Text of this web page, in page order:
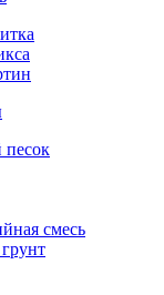
песок
смесь